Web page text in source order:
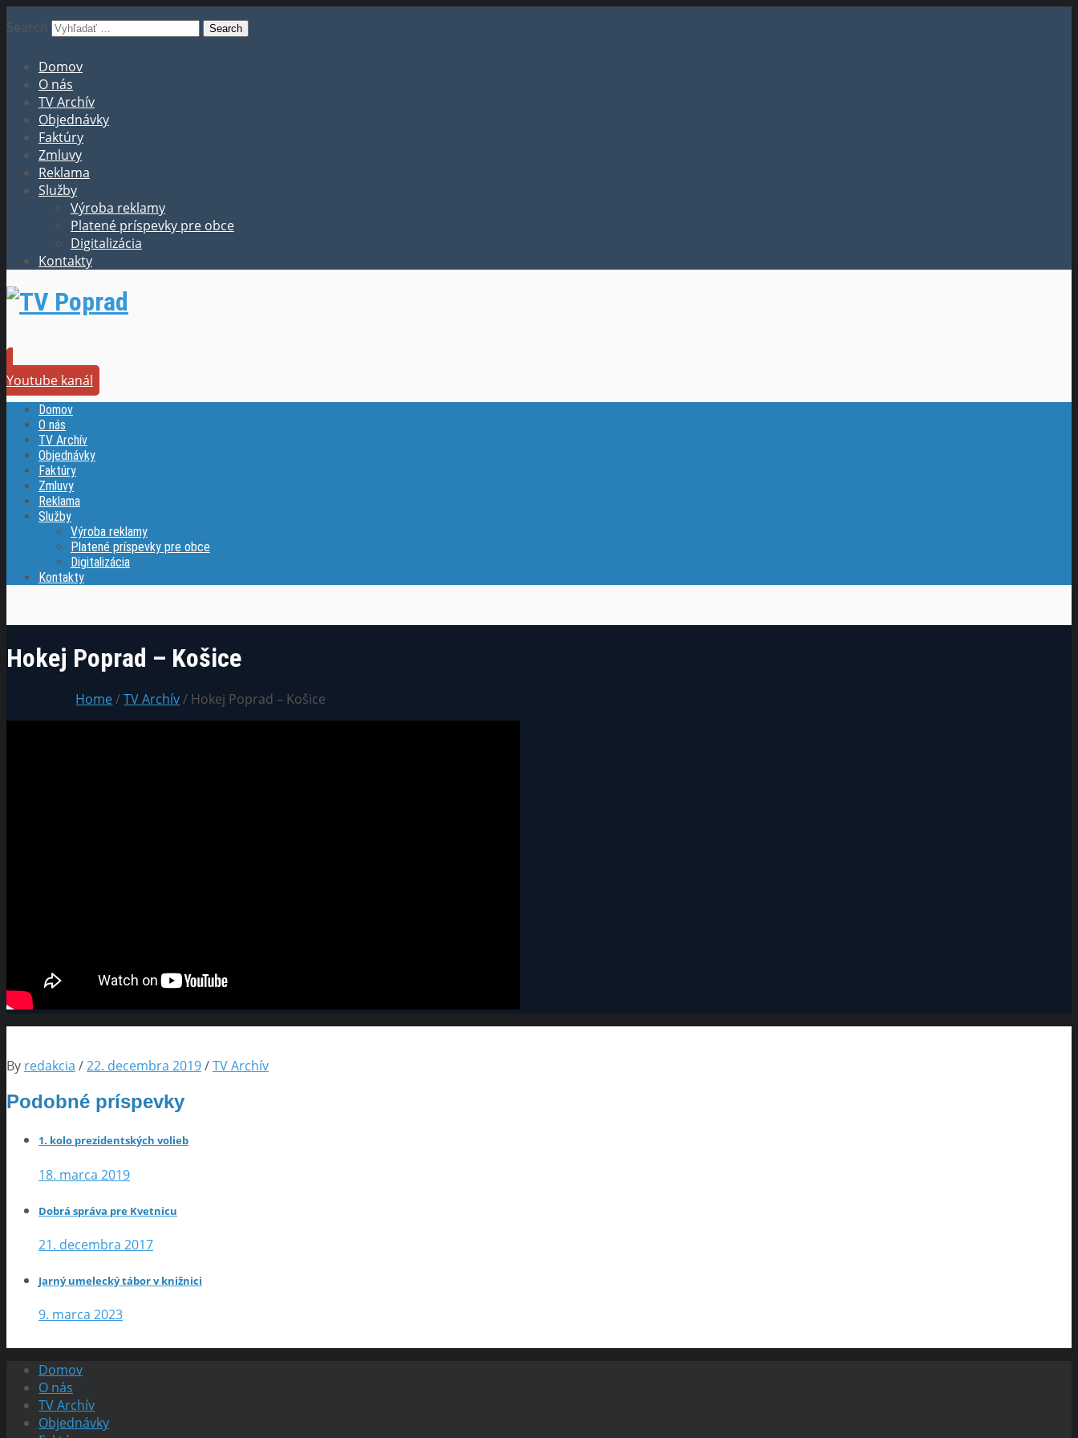
Search
Domov
O nás
TV Archív
Objednávky
Faktúry
Zmluvy
Reklama
Služby
Výroba reklamy
Platené príspevky pre obce
Digitalizácia
Kontakty
Youtube kanál
Domov
O nás
TV Archív
Objednávky
Faktúry
Zmluvy
Reklama
Služby
Výroba reklamy
Platené príspevky pre obce
Digitalizácia
Kontakty
Hokej Poprad – Košice
Home/TV Archív/ Hokej Poprad – Košice
By redakcia /22. decembra 2019/TV Archív
Podobné príspevky
1. kolo prezidentských volieb
18. marca 2019
Dobrá správa pre Kvetnicu
21. decembra 2017
Jarný umelecký tábor v knižnici
9. marca 2023
Domov
O nás
TV Archív
Objednávky